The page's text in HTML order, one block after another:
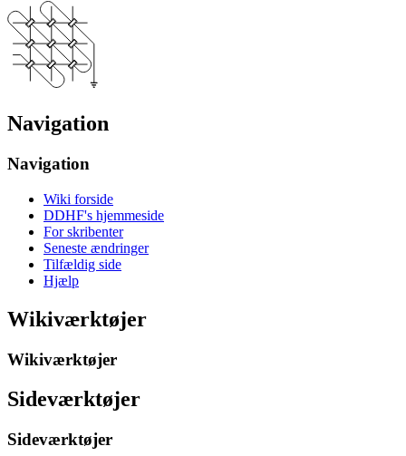
Navigation
Navigation
Wiki forside
DDHF's hjemmeside
For skribenter
Seneste ændringer
Tilfældig side
Hjælp
Wikiværktøjer
Wikiværktøjer
Sideværktøjer
Sideværktøjer